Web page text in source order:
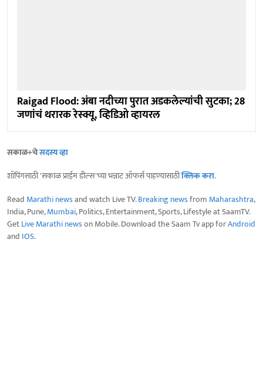
Raigad Flood: अंबा नदीच्या पुरात अडकलेल्यांची सुटका; 28
जणांचं थरारक रेस्क्यू, व्हिडिओ व्हायरल
सकाळ+चेसदस्य व्हा
शॉपिंगसाठी 'सकाळ प्राईम डील्स'च्या भन्नाट ऑफर्स पाहण्यासाठीक्लिक करा.
Read Marathi newsand watch Live TV.Breaking newsfrom Maharashtra,
India, Pune,Mumbai, Politics, Entertainment, Sports, Lifestyle at SaamTV.
GetLive Marathi newson Mobile. Download the Saam Tv app forAndroid
and IOS.